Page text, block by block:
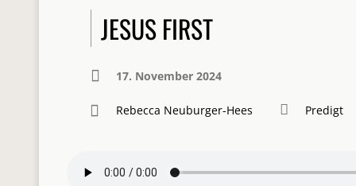
JESUS FIRST
17. November 2024
Rebecca Neuburger-Hees Predigt